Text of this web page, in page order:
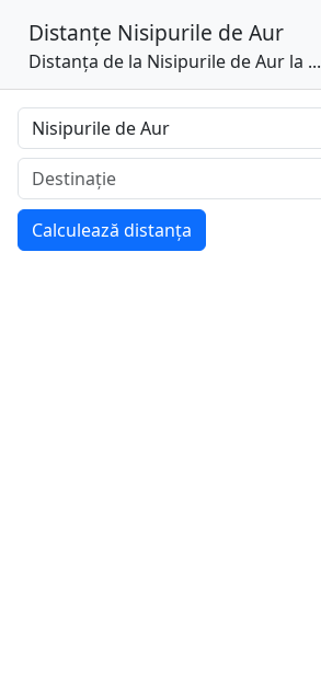
Distanțe Nisipurile de Aur
Distanța de la Nisipurile de Aur la ...
Calculează distanța